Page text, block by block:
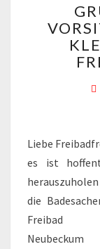
Liebe
es ist
herauszuholen
die
Freibad